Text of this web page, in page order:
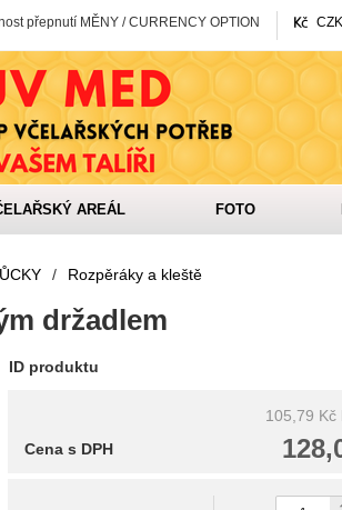
přepnutí MĚNY / CURRENCY OPTION CZK
AREÁL FOTO
/ Rozpěráky a kleště
držadlem
ID produktu
105,79 Kč
Cena s DPH